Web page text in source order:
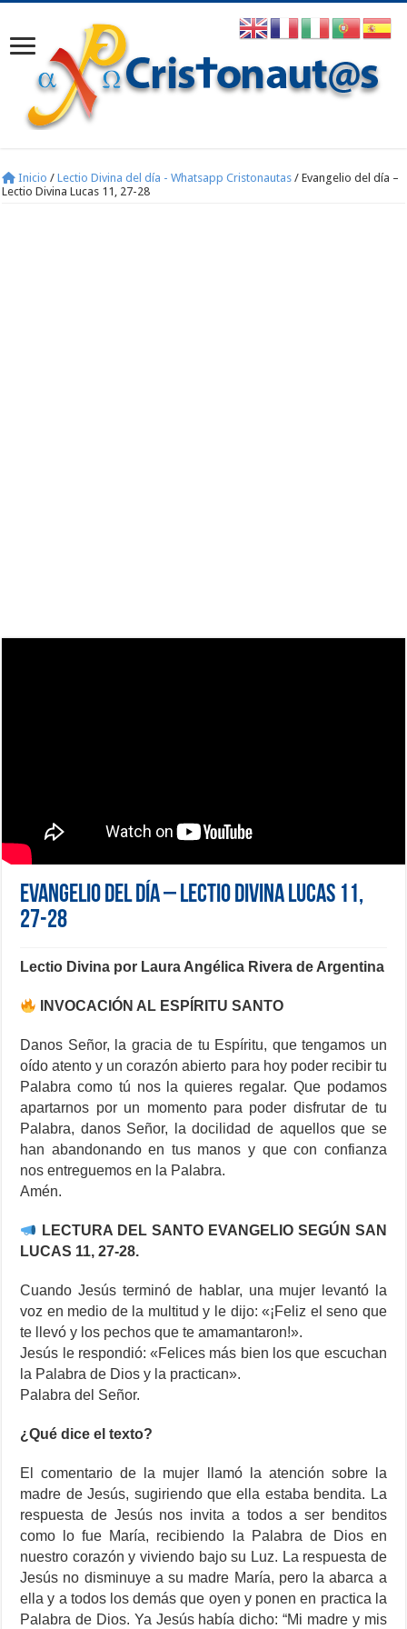
Inicio / Lectio Divina del día - Whatsapp Cristonautas / Evangelio del día –
Lectio Divina Lucas 11, 27-28
Evangelio del día – Lectio Divina Lucas 11,
27-28
Lectio Divina por Laura Angélica Rivera de Argentina
INVOCACIÓN AL ESPÍRITU SANTO
Danos Señor, la gracia de tu Espíritu, que tengamos un
oído atento y un corazón abierto para hoy poder recibir tu
Palabra como tú nos la quieres regalar. Que podamos
apartarnos por un momento para poder disfrutar de tu
Palabra, danos Señor, la docilidad de aquellos que se
han abandonando en tus manos y que con confianza
nos entreguemos en la Palabra.
Amén.
LECTURA DEL SANTO EVANGELIO SEGÚN SAN
LUCAS 11, 27-28.
Cuando Jesús terminó de hablar, una mujer levantó la
voz en medio de la multitud y le dijo: «¡Feliz el seno que
te llevó y los pechos que te amamantaron!».
Jesús le respondió: «Felices más bien los que escuchan
la Palabra de Dios y la practican».
Palabra del Señor.
¿Qué dice el texto?
El comentario de la mujer llamó la atención sobre la
madre de Jesús, sugiriendo que ella estaba bendita. La
respuesta de Jesús nos invita a todos a ser benditos
como lo fue María, recibiendo la Palabra de Dios en
nuestro corazón y viviendo bajo su Luz. La respuesta de
Jesús no disminuye a su madre María, pero la abarca a
ella y a todos los demás que oyen y ponen en practica la
Palabra de Dios. Ya Jesús había dicho: “Mi madre y mis